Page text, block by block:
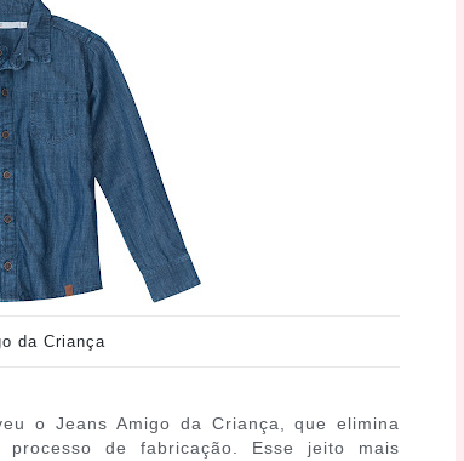
da Criança
o Jeans Amigo da Criança, que elimina
de fabricação. Esse jeito mais